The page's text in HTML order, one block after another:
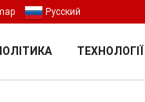
Русский
ТЕХНОЛОГІЇ